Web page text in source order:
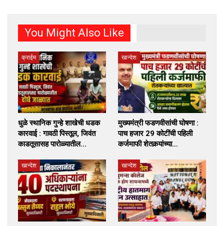
You Might Also Like
क्राईम
धुळे स्थानिक गुन्हे शाखेची धडक
कारवाई : गावठी पिस्तूल, जिवंत
काडतूसासह पारोळ्यातील…
खान्देश
मुख्यमंत्री फडणवीसांची घोषणा :
पाच हजार 29 कोटींची पहिली
कर्जमाफी शेतकर्‍यांच्या…
खान्देश खान्देश